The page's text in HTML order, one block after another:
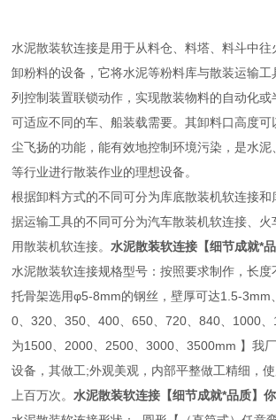
水泥散装软连接是用于从料仓、料塔、料斗中往
卸粉料的设备，它将水泥等粉料库与散装运输工
列控制装置联锁动作，实现散装物料的自动化或
可适应不同的车、船装载需要。其卸料口高度
尘飞扬的功能，能有效地控制环境污染，是水
等行业进行散装作业的理想设备。
根据卸料方式的不同可分为库底散装机软连接和
据运输工具的不同可分为汽车散装机软连接、
用散装机软连接。水泥散装软连接【细节成就*
水泥散装软连接规格型号：按照要求制作，长
托骨架选用φ5-8mm的钢丝，壁厚可达1.5-3mm
0、320、350、400、650、720、840、1000
为1500、2000、2500、3000、3500mm 】我
设备，其做工;外观美观，内部平整做工精细，
上百万次。水泥散装软连接【细节成就*品质】